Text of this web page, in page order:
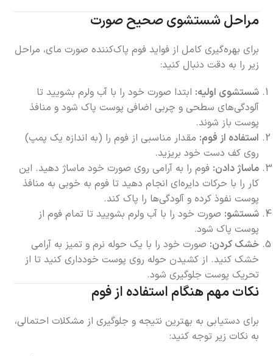
مراحل شستشوی صحیح صورت
برای بهره‌گیری کامل از فواید فوم پاک‌کننده صورت مای، مراحل
زیر را به دقت دنبال کنید:
شستشوی اولیه: ابتدا صورت خود را با آب ولرم بشویید تا
آلودگی‌های سطحی و چربی اضافی پوست پاک شود و منافذ
پوست باز شوند.
استفاده از فوم: مقدار مناسبی از فوم را (به اندازه یک پمپ)
روی کف دست خود بریزید.
ماساژ دادن: فوم را به آرامی روی صورت خود ماساژ دهید. این
کار را با حرکات دایره‌ای انجام دهید تا فوم به خوبی به منافذ
پوست نفوذ کرده و آلودگی‌ها را پاک کند.
شستشو: صورت خود را با آب ولرم بشویید تا تمام فوم از
پوست پاک شود.
خشک کردن: صورت خود را با یک حوله نرم و تمیز به آرامی
خشک کنید. از کشیدن حوله روی پوست خودداری کنید تا از
تحریک پوست جلوگیری شود.
نکات مهم هنگام استفاده از فوم
برای دستیابی به بهترین نتیجه و جلوگیری از مشکلات احتمالی،
به نکات زیر توجه کنید: